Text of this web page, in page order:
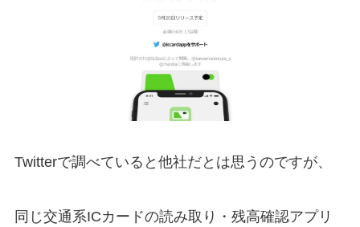
Twitterで調べていると他社だとは思うのですが、
同じ交通系ICカードの読み取り・残高確認アプリ